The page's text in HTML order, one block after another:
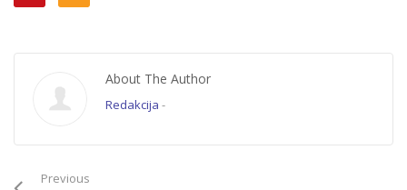
About The Author
Redakcija -
Previous